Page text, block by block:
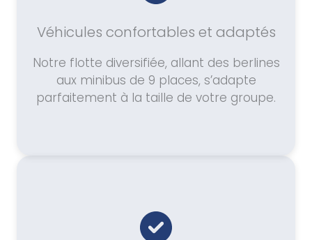
Véhicules confortables et adaptés
Notre flotte diversifiée, allant des berlines
aux minibus de 9 places, s’adapte
parfaitement à la taille de votre groupe.